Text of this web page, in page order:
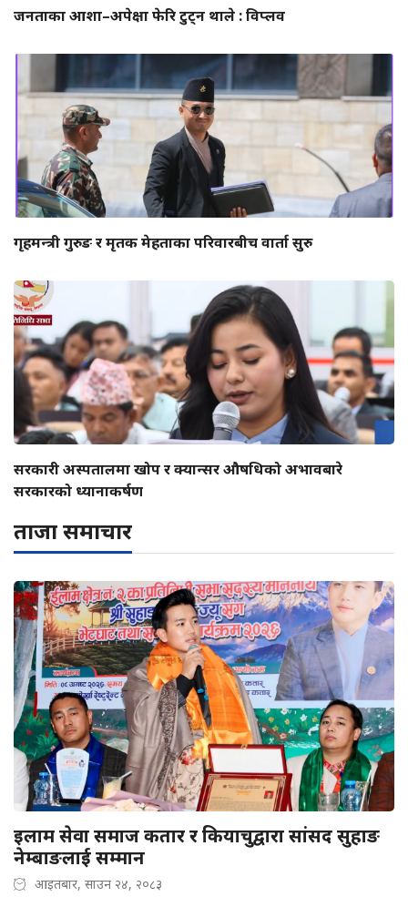
जनताका आशा–अपेक्षा फेरि टुट्न थाले : विप्लव
गृहमन्त्री गुरुङ र मृतक मेहताका परिवारबीच वार्ता सुरु
सरकारी अस्पतालमा खोप र क्यान्सर औषधिको अभावबारे
सरकारको ध्यानाकर्षण
ताजा समाचार
इलाम सेवा समाज कतार र कियाचुद्वारा सांसद सुहाङ
नेम्बाङलाई सम्मान
आइतबार, साउन २४, २०८३